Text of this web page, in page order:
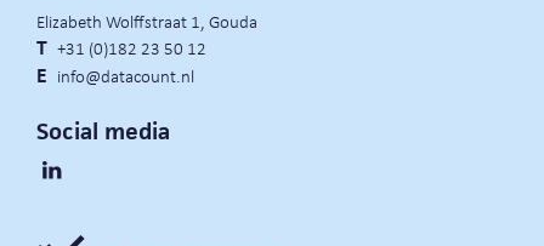
Elizabeth Wolffstraat 1, Gouda
T +31 (0)182 23 50 12
E info@datacount.nl
Social media